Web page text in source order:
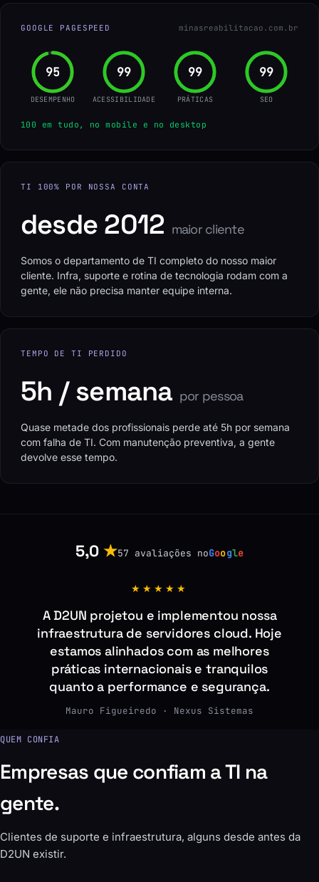
GOOGLE PAGESPEED minasreabilitacao.com.br
96
DESEMPENHO
100
ACESSIBILIDADE
100
PRÁTICAS
100
SEO
100 em tudo, no mobile e no desktop
TI 100% POR NOSSA CONTA
desde 2012 maior cliente
Somos o departamento de TI completo do nosso maior
cliente. Infra, suporte e rotina de tecnologia rodam com a
gente, ele não precisa manter equipe interna.
TEMPO DE TI PERDIDO
5h / semana por pessoa
Quase metade dos profissionais perde até 5h por semana
com falha de TI. Com manutenção preventiva, a gente
devolve esse tempo.
5,0 ★57 avaliações noGoogle
★★★★★
A D2UN projetou e implementou nossa
infraestrutura de servidores cloud. Hoje
estamos alinhados com as melhores
práticas internacionais e tranquilos
quanto a performance e segurança.
Mauro Figueiredo · Nexus Sistemas
QUEM CONFIA
Empresas que confiam a TI na
gente.
Clientes de suporte e infraestrutura, alguns desde antes da
D2UN existir.